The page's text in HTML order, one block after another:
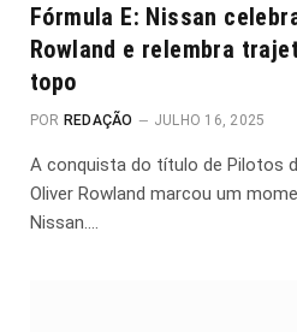
Fórmula E: Nissan
Rowland e relembra
topo
POR REDAÇÃO JULHO 16, 2025
A conquista do título de Pilotos
Oliver Rowland marcou um
Nissan.…